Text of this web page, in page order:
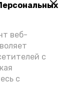
веб-
с
с